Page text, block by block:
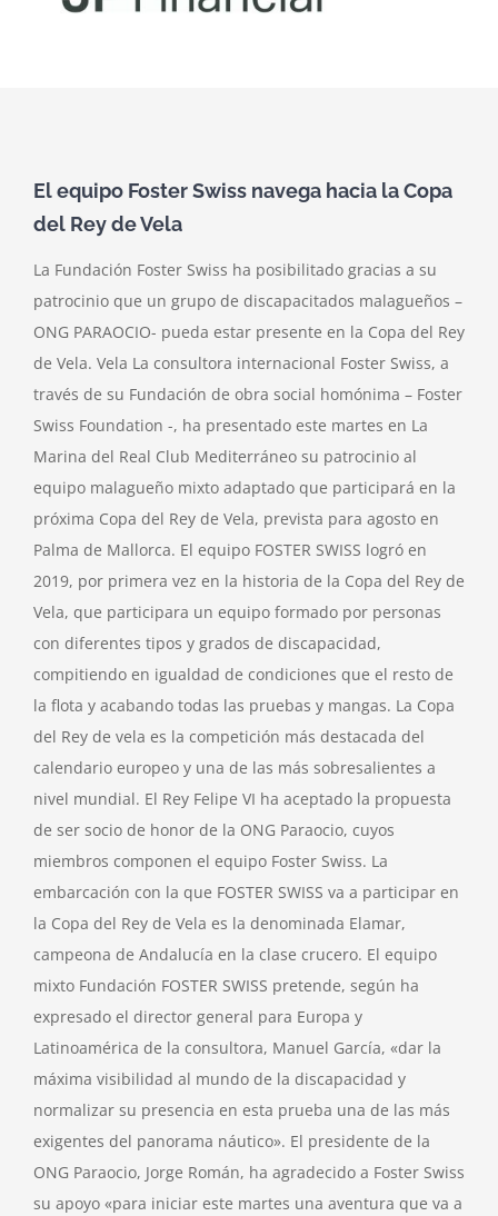
Noticias
El equipo Foster Swiss navega hacia la Copa
del Rey de Vela
La Fundación Foster Swiss ha posibilitado gracias a su
patrocinio que un grupo de discapacitados malagueños –
ONG PARAOCIO- pueda estar presente en la Copa del Rey
de Vela. Vela La consultora internacional Foster Swiss, a
través de su Fundación de obra social homónima – Foster
Swiss Foundation -, ha presentado este martes en La
Marina del Real Club Mediterráneo su patrocinio al
equipo malagueño mixto adaptado que participará en la
próxima Copa del Rey de Vela, prevista para agosto en
Palma de Mallorca. El equipo FOSTER SWISS logró en
2019, por primera vez en la historia de la Copa del Rey de
Vela, que participara un equipo formado por personas
con diferentes tipos y grados de discapacidad,
compitiendo en igualdad de condiciones que el resto de
la flota y acabando todas las pruebas y mangas. La Copa
del Rey de vela es la competición más destacada del
calendario europeo y una de las más sobresalientes a
nivel mundial. El Rey Felipe VI ha aceptado la propuesta
de ser socio de honor de la ONG Paraocio, cuyos
miembros componen el equipo Foster Swiss. La
embarcación con la que FOSTER SWISS va a participar en
la Copa del Rey de Vela es la denominada Elamar,
campeona de Andalucía en la clase crucero. El equipo
mixto Fundación FOSTER SWISS pretende, según ha
expresado el director general para Europa y
Latinoamérica de la consultora, Manuel García, «dar la
máxima visibilidad al mundo de la discapacidad y
normalizar su presencia en esta prueba una de las más
exigentes del panorama náutico». El presidente de la
ONG Paraocio, Jorge Román, ha agradecido a Foster Swiss
su apoyo «para iniciar este martes una aventura que va a